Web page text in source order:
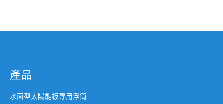
產品
水面型太陽能板專用浮筒